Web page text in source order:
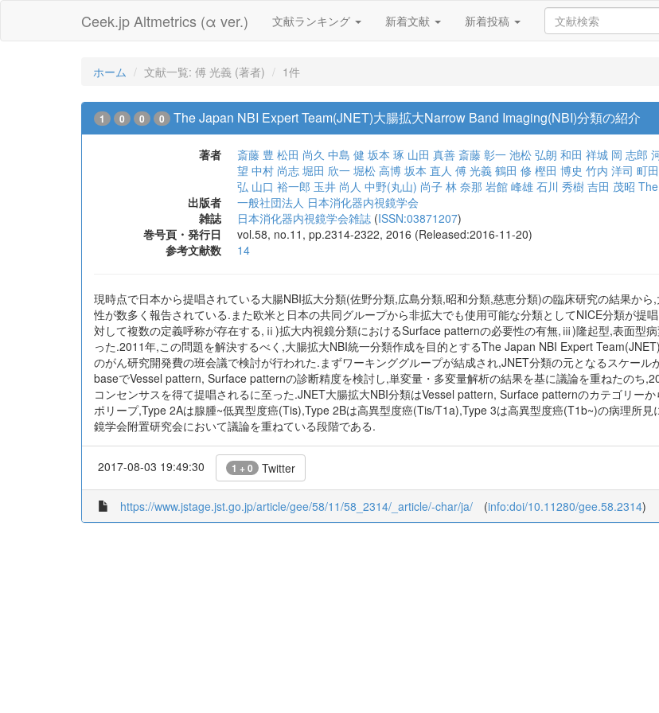
Ceek.jp Altmetrics (α ver.) 文献ランキング 新着文献 新着投稿
ホーム 文献一覧: 傅 光義 (著者) 1件
1 0 0 0 The Japan NBI Expert Team(JNET)大腸拡大Narrow Band Imaging(NBI)分類の紹介
著者 斎藤 豊 松田 尚久 中島 健 坂本 琢 山田 真善 斎藤 彰一 池松 弘朗 和田 祥城 岡 志郎
望 中村 尚志 堀田 欣一 堀松 高博 坂本 直人 傅 光義 鶴田 修 樫田 博史 竹内 洋司 町
弘 山口 裕一郎 玉井 尚人 中野(丸山) 尚子 林 奈那 岩館 峰雄 石川 秀樹 吉田 茂昭
出版者
一般社団法人 日本消化器内視鏡学会
雑誌
日本消化器内視鏡学会雑誌 (ISSN:03871207)
巻号頁・発行日
vol.58, no.11, pp.2314-2322, 2016 (Released:2016-11-20)
参考文献数
14
現時点で日本から提唱されている大腸NBI拡大分類(佐野分類,広島分類,昭和分類,慈恵分類)の臨床研究の結果か
性が数多く報告されている.また欧米と日本の共同グループから非拡大でも使用可能な分類としてNICE分類が
対して複数の定義呼称が存在する,ⅱ)拡大内視鏡分類におけるSurface patternの必要性の有無,ⅲ)隆起型,表面型
った.2011年,この問題を解決するべく,大腸拡大NBI統一分類作成を目的とするThe Japan NBI Expert
のがん研究開発費の班会議で検討が行われた.まずワーキンググループが結成され,JNET分類の元となるスケー
baseでVessel pattern, Surface patternの診断精度を検討し,単変量・多変量解析の結果を基に議論を重ねたのち
コンセンサスを得て提唱されるに至った.JNET大腸拡大NBI分類はVessel pattern, Surface patternのカテゴリー
ポリープ,Type 2Aは腺腫~低異型度癌(Tis),Type 2Bは高異型度癌(Tis/T1a),Type 3は高異型度癌(T1b~)の病理所
鏡学会附置研究会において議論を重ねている段階である.
2017-08-03 19:49:30 1 + 0 Twitter
https://www.jstage.jst.go.jp/article/gee/58/11/58_2314/_article/-char/ja/ (info:doi/10.11280/gee.58.2314)